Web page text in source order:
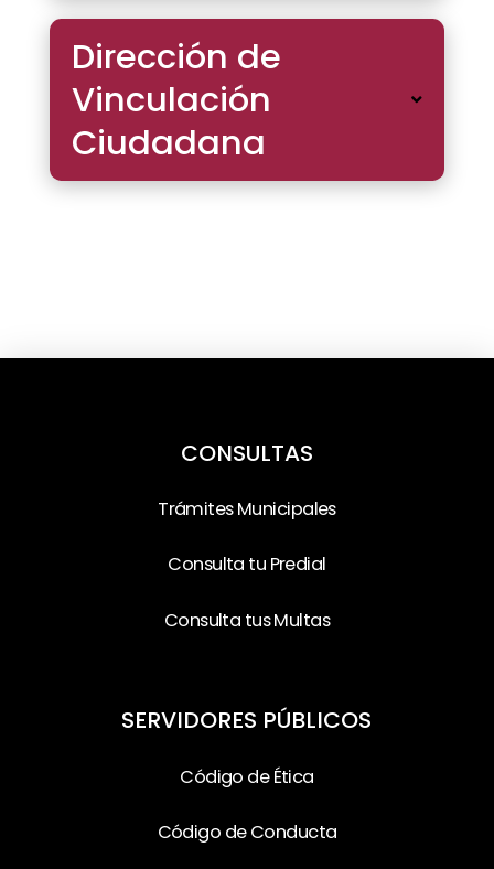
Dirección de
Vinculación
Ciudadana
CONSULTAS
Trámites Municipales
Consulta tu Predial
Consulta tus Multas
SERVIDORES PÚBLICOS
Código de Ética
Código de Conducta